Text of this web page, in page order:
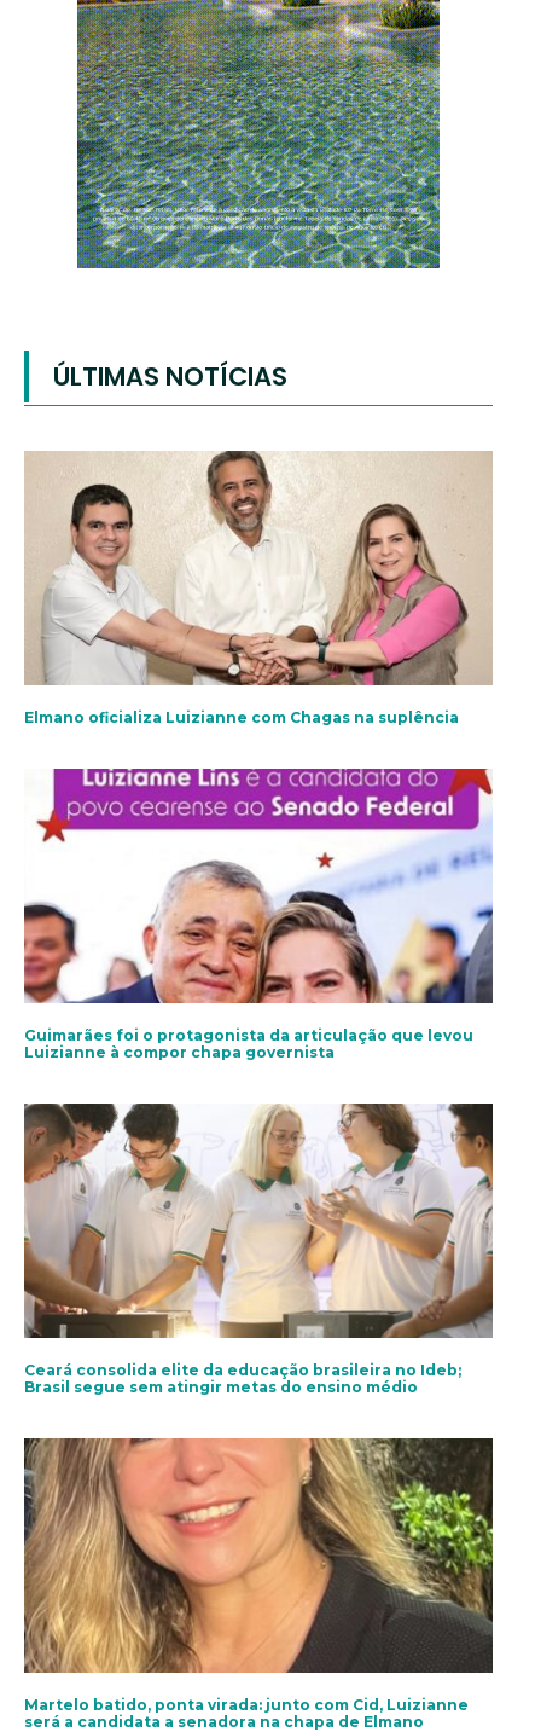
ÚLTIMAS NOTÍCIAS
Elmano oficializa Luizianne com Chagas na suplência
Guimarães foi o protagonista da articulação que levou
Luizianne à compor chapa governista
Ceará consolida elite da educação brasileira no Ideb;
Brasil segue sem atingir metas do ensino médio
Martelo batido, ponta virada: junto com Cid, Luizianne
será a candidata a senadora na chapa de Elmano